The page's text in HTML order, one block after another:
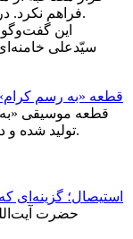
فراهم نکرد. در نهایت سفر آقای سیّدجواد نصرالله به ایران برای حضور در تشییع رهبر شهید این فرصت را فراهم کرد تا پای صحبت‌های فرزند ارشد سیدحسن نصرالله بنشینیم.
این
سیّدعلی
قطعه «به رسم
قطعه موسیقی «به
حسام‌الدین سراج و آهنگسازی امیرحسین سمیعی توسط رسانه KHAMENEI.IR تولید شده و در روزهای پیش رو در اختیار مخاطبان و اهالی فرهنگ و هنر قرار خواهد گرفت.
استیصال؛ گزینه‌ای
حضرت